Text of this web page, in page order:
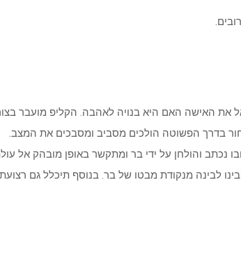
את האישה האם היא בנויה לאהבה. הקליפ מועבר
בדרך הפשוטה הולכים מסביב ומסבכים את המצב.
נכתב והולחן על ידי בר ומתקשר באופן מובהק אל
לבינה מנקודת מבטו של בר. בנוסף תיכלל גם